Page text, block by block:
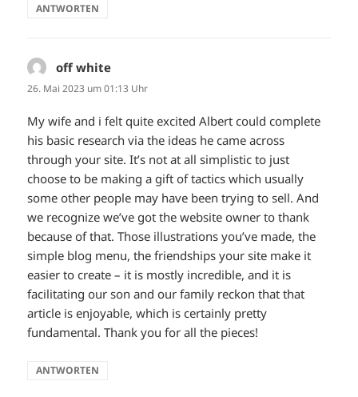
ANTWORTEN
off white
26. Mai 2023 um 01:13 Uhr
My wife and i felt quite excited Albert could complete
his basic research via the ideas he came across
through your site. It’s not at all simplistic to just
choose to be making a gift of tactics which usually
some other people may have been trying to sell. And
we recognize we’ve got the website owner to thank
because of that. Those illustrations you’ve made, the
simple blog menu, the friendships your site make it
easier to create – it is mostly incredible, and it is
facilitating our son and our family reckon that that
article is enjoyable, which is certainly pretty
fundamental. Thank you for all the pieces!
ANTWORTEN